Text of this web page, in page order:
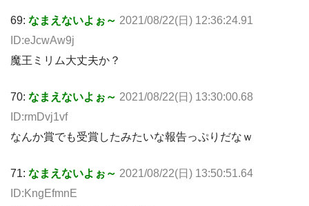
69: なまえないよぉ～ 2021/08/22(日) 12:36:24.91
ID:eJcwAw9j
魔王ミリム大丈夫か？
70: なまえないよぉ～ 2021/08/22(日) 13:30:00.68
ID:rmDvj1vf
なんか賞でも受賞したみたいな報告っぷりだなｗ
71: なまえないよぉ～ 2021/08/22(日) 13:50:51.64
ID:KngEfmnE